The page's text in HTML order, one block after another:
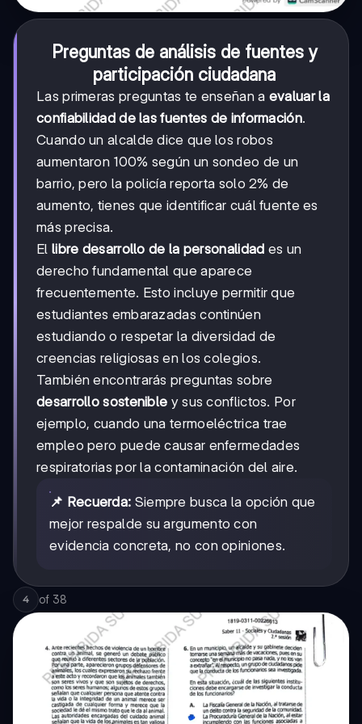
Preguntas de análisis de fuentes y
participación ciudadana
Las primeras preguntas te enseñan a evaluar la
confiabilidad de las fuentes de información.
Cuando un alcalde dice que los robos
aumentaron 100% según un sondeo de un
barrio, pero la policía reporta solo 2% de
aumento, tienes que identificar cuál fuente es
más precisa.
El libre desarrollo de la personalidad es un
derecho fundamental que aparece
frecuentemente. Esto incluye permitir que
estudiantes embarazadas continúen
estudiando o respetar la diversidad de
creencias religiosas en los colegios.
También encontrarás preguntas sobre
desarrollo sostenible y sus conflictos. Por
ejemplo, cuando una termoeléctrica trae
empleo pero puede causar enfermedades
respiratorias por la contaminación del aire.
📌 Recuerda: Siempre busca la opción que
mejor respalde su argumento con
evidencia concreta, no con opiniones.
4 of 38